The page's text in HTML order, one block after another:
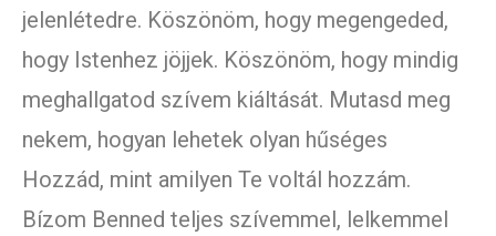
jelenlétedre. Köszönöm, hogy megengeded,
hogy Istenhez jöjjek. Köszönöm, hogy mindig
meghallgatod szívem kiáltását. Mutasd meg
nekem, hogyan lehetek olyan hűséges
Hozzád, mint amilyen Te voltál hozzám.
Bízom Benned teljes szívemmel, lelkemmel